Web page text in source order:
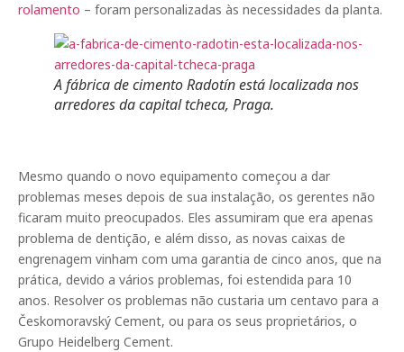
rolamento – foram personalizadas às necessidades da planta.
A fábrica de cimento Radotín está localizada nos
arredores da capital tcheca, Praga.
Mesmo quando o novo equipamento começou a dar
problemas meses depois de sua instalação, os gerentes não
ficaram muito preocupados. Eles assumiram que era apenas
problema de dentição, e além disso, as novas caixas de
engrenagem vinham com uma garantia de cinco anos, que na
prática, devido a vários problemas, foi estendida para 10
anos. Resolver os problemas não custaria um centavo para a
Českomoravský Cement, ou para os seus proprietários, o
Grupo Heidelberg Cement.